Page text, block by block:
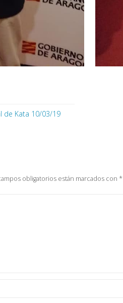
de Kata 10/03/19
obligatorios están marcados con*